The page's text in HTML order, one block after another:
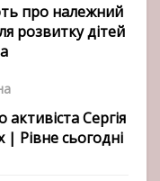
про належний
розвитку дітей
Сергія
Рівне сьогодні